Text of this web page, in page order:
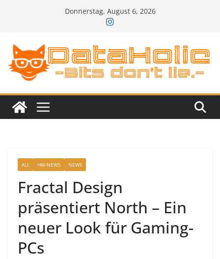
Donnerstag, August 6, 2026
ALL HW-NEWS NEWS
Fractal Design
präsentiert North – Ein
neuer Look für Gaming-
PCs